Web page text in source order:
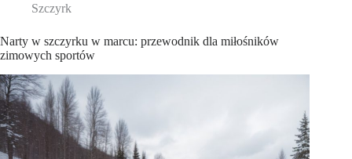
Szczyrk
Narty w szczyrku w marcu: przewodnik dla miłośników
zimowych sportów